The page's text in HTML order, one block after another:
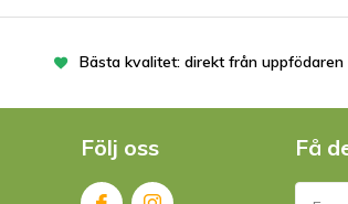
Bästa kvalitet: direkt från uppfödaren
Följ oss Få